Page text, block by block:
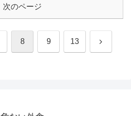
次のページ
8 9 13 次